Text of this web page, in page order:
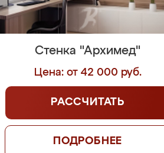
Стенка "Архимед"
Цена: от 42 000 руб.
РАССЧИТАТЬ
ПОДРОБНЕЕ